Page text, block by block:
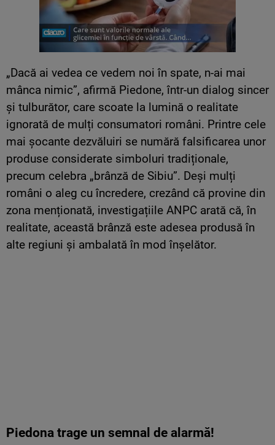
„Dacă ai vedea ce vedem noi în spate, n-ai mai
mânca nimic”, afirmă Piedone, într-un dialog sincer
și tulburător, care scoate la lumină o realitate
ignorată de mulți consumatori români. Printre cele
mai șocante dezvăluiri se numără falsificarea unor
produse considerate simboluri tradiționale,
precum celebra „brânză de Sibiu”. Deși mulți
români o aleg cu încredere, crezând că provine din
zona menționată, investigațiile ANPC arată că, în
realitate, această brânză este adesea produsă în
alte regiuni și ambalată în mod înșelător.
Piedona trage un semnal de alarmă!